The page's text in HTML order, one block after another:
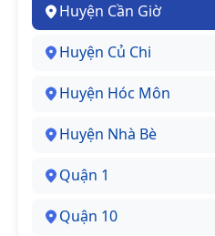
Huyện Cần Giờ
Huyện Củ Chi
Huyện Hóc Môn
Huyện Nhà Bè
Quận 1
Quận 10